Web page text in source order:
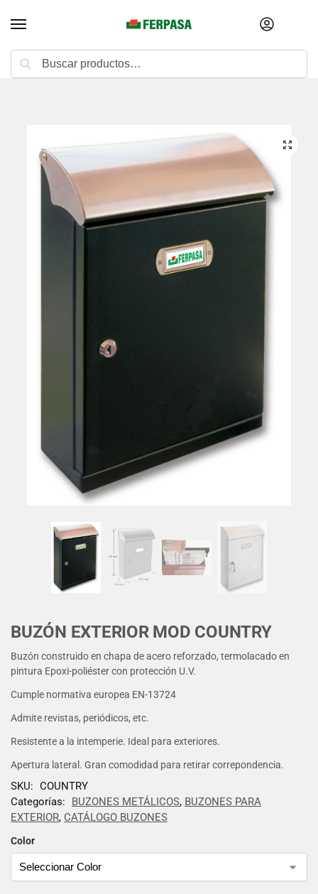
BUZÓN EXTERIOR MOD COUNTRY
Color
SKU: COUNTRY
Categorías:
BUZONES METÁLICOS, BUZONES PARA
EXTERIOR, CATÁLOGO BUZONES
Buzón construido en chapa de acero reforzado, termolacado en
pintura Epoxi-poliéster con protección U.V.
Cumple normativa europea EN-13724
Admite revistas, periódicos, etc.
Resistente a la intemperie. Ideal para exteriores.
Apertura lateral. Gran comodidad para retirar correpondencia.